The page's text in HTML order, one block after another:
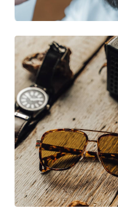
Koker:
Overig
Geslacht:
Categorie:
Merk:
Functie:
Code: